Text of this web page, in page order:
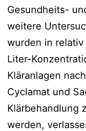
Gesundheits-
weitere
wurden in
Liter-
Kläranlagen
Cyclamat und
Klärbehandlung
werden,